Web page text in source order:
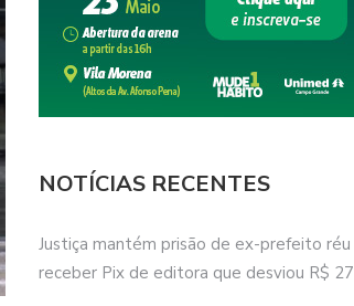
NOTÍCIAS RECENTES
Justiça mantém prisão de ex-prefeito
receber Pix de editora que desviou R$